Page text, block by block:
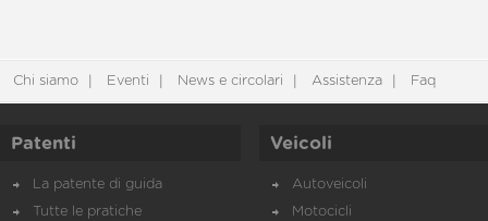
Chi siamo Eventi News e circolari Assistenza Faq
Patenti
La patente di guida
Tutte le pratiche
Veicoli
Autoveicoli
Motocicli